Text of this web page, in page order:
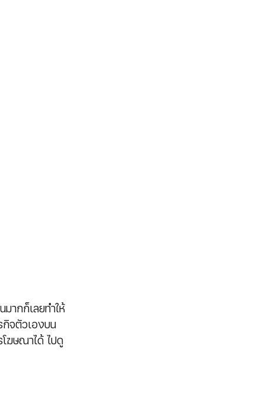
ากก็เลยทำให้
กิจตัวเองบน
โฆษณาได้ ไปดู